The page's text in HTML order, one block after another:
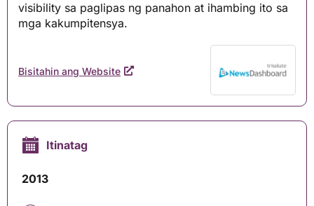
visibility sa paglipas ng panahon at ihambing ito sa
mga kakumpitensya.
Bisitahin ang Website
Itinatag
2013